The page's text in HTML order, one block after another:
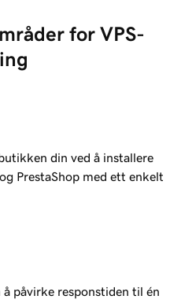
for VPS-
din ved å installere
PrestaShop med ett enkelt
påvirke responstiden til én